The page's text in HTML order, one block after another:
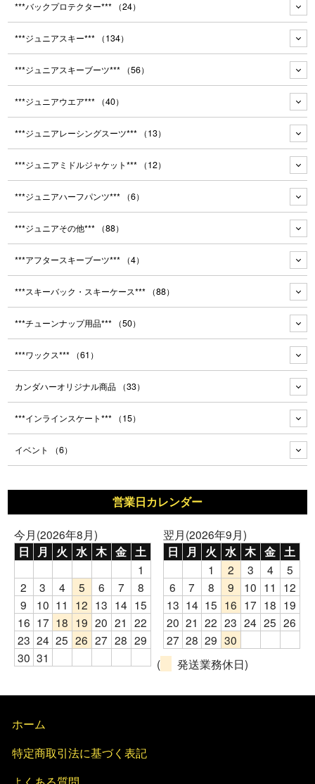
***バックプロテクター*** （24）
***ジュニアスキー*** （134）
***ジュニアスキーブーツ*** （56）
***ジュニアウエア*** （40）
***ジュニアレーシングスーツ*** （13）
***ジュニアミドルジャケット*** （12）
***ジュニアハーフパンツ*** （6）
***ジュニアその他*** （88）
***アフタースキーブーツ*** （4）
***スキーバック・スキーケース*** （88）
***チューンナップ用品*** （50）
***ワックス*** （61）
カンダハーオリジナル商品 （33）
***インラインスケート*** （15）
イベント （6）
営業日カレンダー
今月(2026年8月)
日 月 火 水 木 金 土
1
2
3 4 5 6 7
8
9
10 11 12 13 14 15
16 17 18 19 20 21 22
23 24 25 26 27 28 29
30 31
翌月(2026年9月)
日 月 火 水 木 金 土
1 2 3 4
5
6
7 8 9 10 11
12
13 14 15 16 17 18 19
20 21 22 23 24 25 26
27 28 29 30
(
発送業務休日)
ホーム
特定商取引法に基づく表記